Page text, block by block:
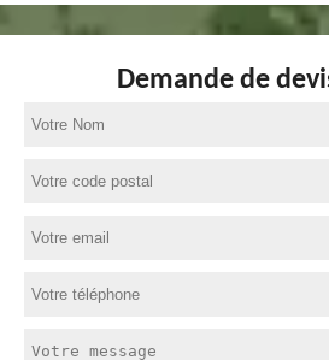
Demande de